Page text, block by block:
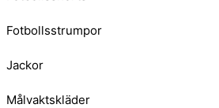
Fotbollsstrumpor
Jackor
Målvaktskläder